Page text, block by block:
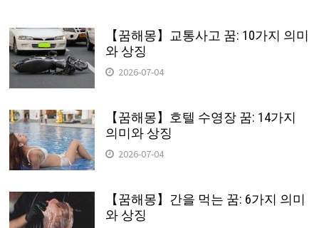
【꿈해몽】교통사고 꿈: 10가지 의미
와 상징
2026-07-04
【꿈해몽】호텔 수영장 꿈: 14가지
의미와 상징
2026-07-04
【꿈해몽】간을 먹는 꿈: 6가지 의미
와 상징